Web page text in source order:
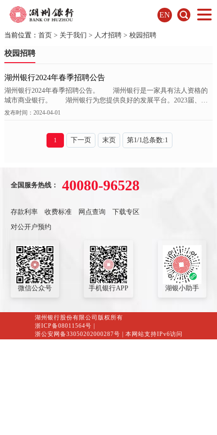
EN
当前位置： 首页 > 关于我们 > 人才招聘> 校园招聘
校园招聘
湖州银行2024年春季招聘公告
湖州银行2024年春季招聘公告。 湖州银行是一家具有法人资格的
城市商业银行。 湖州银行为您提供良好的发展平台。2023届、
2024届全日制985院校、211...
发布时间：2024-04-01
1 下一页 末页 第1/1总条数:1
全国服务热线： 40080-96528
存款利率 收费标准 网点查询 下载专区
对公开户预约
微信公众号 手机银行APP 湖银小助手
湖州银行股份有限公司版权所有
浙ICP备08011564号 |
浙公安网备33050202000287号 | 本网站支持IPv6访问